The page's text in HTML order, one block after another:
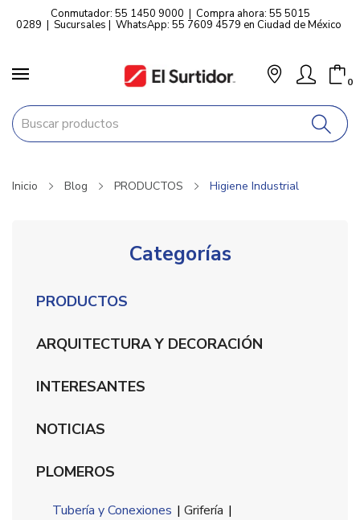
Conmutador: 55 1450 9000 | Compra ahora: 55 5015
0289 | Sucursales | WhatsApp: 55 7609 4579 en Ciudad de México
0
Inicio Blog PRODUCTOS Higiene Industrial
Categorías
PRODUCTOS
ARQUITECTURA Y DECORACIÓN
INTERESANTES
NOTICIAS
PLOMEROS
Tubería y Conexiones | Grifería |